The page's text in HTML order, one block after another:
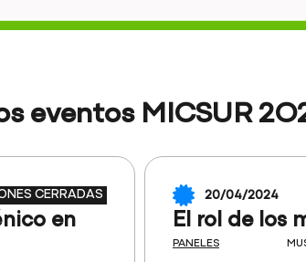
eventos MICSUR
CERRADAS
en
20/04/2024
El rol de los
PANELES